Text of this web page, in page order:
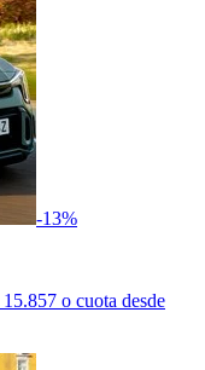
-13%
15.857 o cuota desde